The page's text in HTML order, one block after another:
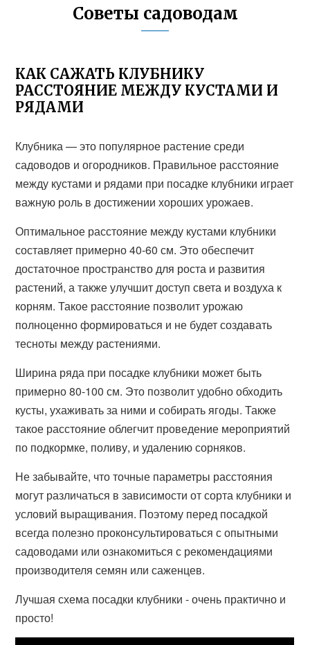
Советы садоводам
КАК САЖАТЬ КЛУБНИКУ
РАССТОЯНИЕ МЕЖДУ КУСТАМИ И
РЯДАМИ
Клубника — это популярное растение среди
садоводов и огородников. Правильное расстояние
между кустами и рядами при посадке клубники играет
важную роль в достижении хороших урожаев.
Оптимальное расстояние между кустами клубники
составляет примерно 40-60 см. Это обеспечит
достаточное пространство для роста и развития
растений, а также улучшит доступ света и воздуха к
корням. Такое расстояние позволит урожаю
полноценно формироваться и не будет создавать
тесноты между растениями.
Ширина ряда при посадке клубники может быть
примерно 80-100 см. Это позволит удобно обходить
кусты, ухаживать за ними и собирать ягоды. Также
такое расстояние облегчит проведение мероприятий
по подкормке, поливу, и удалению сорняков.
Не забывайте, что точные параметры расстояния
могут различаться в зависимости от сорта клубники и
условий выращивания. Поэтому перед посадкой
всегда полезно проконсультироваться с опытными
садоводами или ознакомиться с рекомендациями
производителя семян или саженцев.
Лучшая схема посадки клубники - очень практично и
просто!